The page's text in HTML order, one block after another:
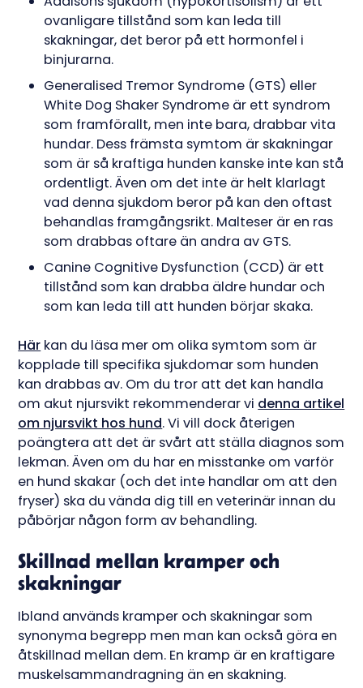
ovanligare tillstånd som kan leda till
skakningar, det beror på ett hormonfel i
binjurarna.
Generalised Tremor Syndrome (GTS) eller
White Dog Shaker Syndrome är ett syndrom
som framförallt, men inte bara, drabbar vita
hundar. Dess främsta symtom är skakningar
som är så kraftiga hunden kanske inte kan stå
ordentligt. Även om det inte är helt klarlagt
vad denna sjukdom beror på kan den oftast
behandlas framgångsrikt. Malteser är en ras
som drabbas oftare än andra av GTS.
Canine Cognitive Dysfunction (CCD) är ett
tillstånd som kan drabba äldre hundar och
som kan leda till att hunden börjar skaka.
Här kan du läsa mer om olika symtom som är
kopplade till specifika sjukdomar som hunden
kan drabbas av. Om du tror att det kan handla
om akut njursvikt rekommenderar vi denna artikel
om njursvikt hos hund. Vi vill dock återigen
poängtera att det är svårt att ställa diagnos som
lekman. Även om du har en misstanke om varför
en hund skakar (och det inte handlar om att den
fryser) ska du vända dig till en veterinär innan du
påbörjar någon form av behandling.
Skillnad mellan kramper och
skakningar
Ibland används kramper och skakningar som
synonyma begrepp men man kan också göra en
åtskillnad mellan dem. En kramp är en kraftigare
muskelsammandragning än en skakning.